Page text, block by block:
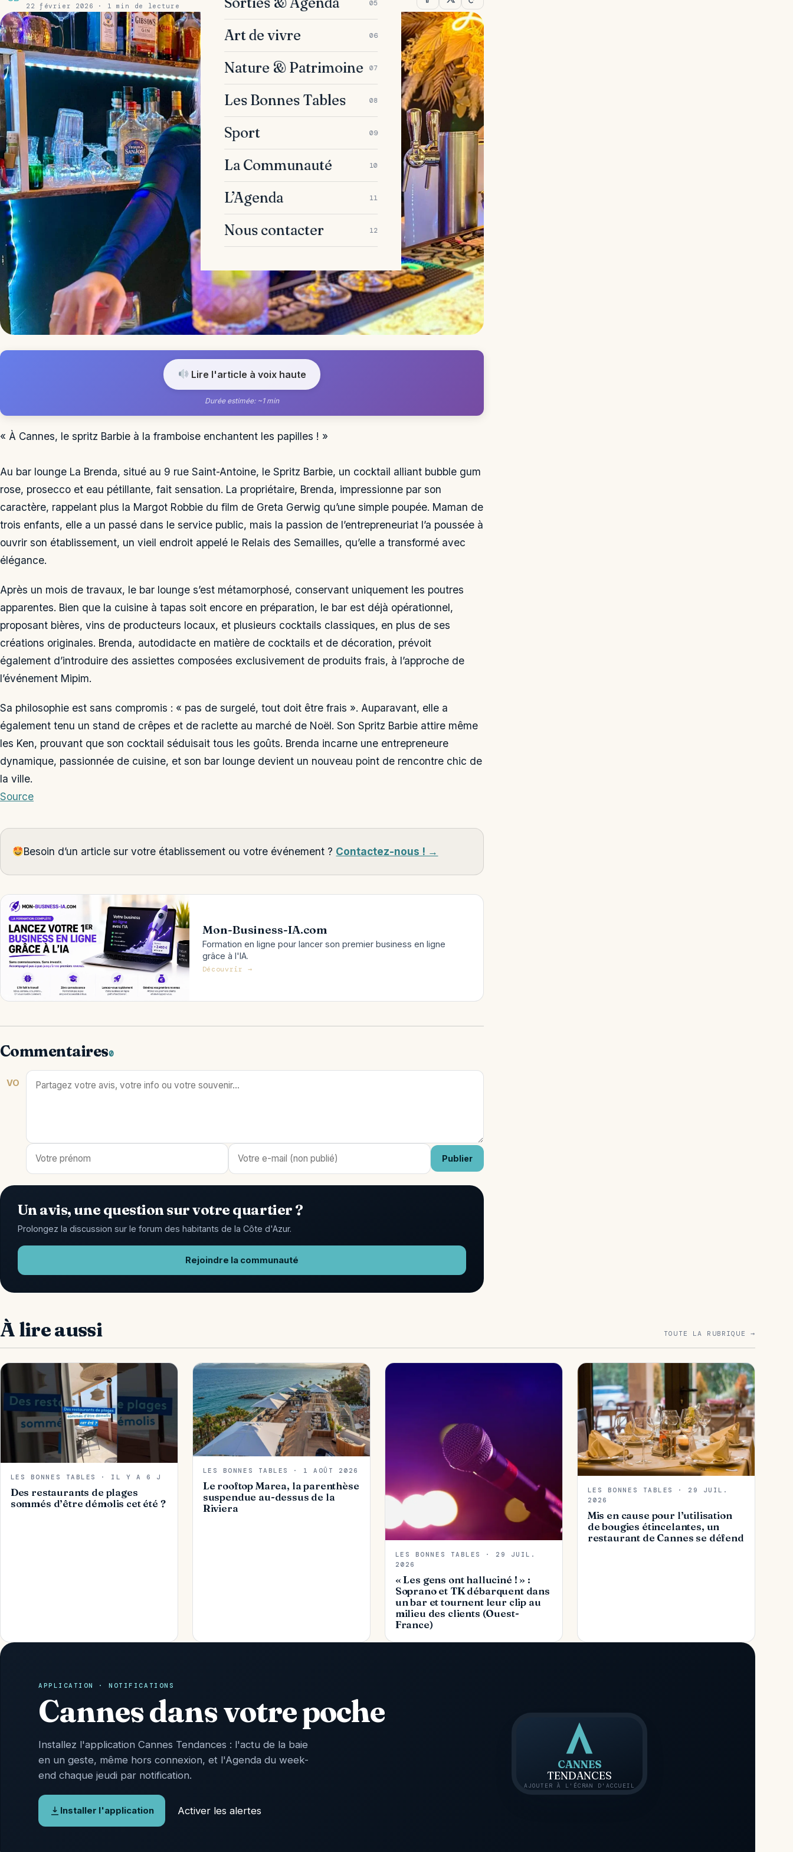
05
Art de vivre 06
Nature & Patrimoine 07
Les Bonnes Tables 08
Sport 09
La Communauté 10
L’Agenda 11
Nous contacter 12
22 février 2026 · 1 min de lecture
Lire l'article à voix haute
Durée estimée: ~1 min
« À Cannes, le spritz Barbie à la framboise enchantent les papilles ! »
Au bar lounge La Brenda, situé au 9 rue Saint-Antoine, le Spritz Barbie, un cocktail alliant bubble gum
rose, prosecco et eau pétillante, fait sensation. La propriétaire, Brenda, impressionne par son
caractère, rappelant plus la Margot Robbie du film de Greta Gerwig qu’une simple poupée. Maman de
trois enfants, elle a un passé dans le service public, mais la passion de l’entrepreneuriat l’a poussée à
ouvrir son établissement, un vieil endroit appelé le Relais des Semailles, qu’elle a transformé avec
élégance.
Après un mois de travaux, le bar lounge s’est métamorphosé, conservant uniquement les poutres
apparentes. Bien que la cuisine à tapas soit encore en préparation, le bar est déjà opérationnel,
proposant bières, vins de producteurs locaux, et plusieurs cocktails classiques, en plus de ses
créations originales. Brenda, autodidacte en matière de cocktails et de décoration, prévoit
également d’introduire des assiettes composées exclusivement de produits frais, à l’approche de
l’événement Mipim.
Sa philosophie est sans compromis : « pas de surgelé, tout doit être frais ». Auparavant, elle a
également tenu un stand de crêpes et de raclette au marché de Noël. Son Spritz Barbie attire même
les Ken, prouvant que son cocktail séduisait tous les goûts. Brenda incarne une entrepreneure
dynamique, passionnée de cuisine, et son bar lounge devient un nouveau point de rencontre chic de
la ville.
Source
Besoin d’un article sur votre établissement ou votre événement ? Contactez-nous ! →
Mon-Business-IA.com
Formation en ligne pour lancer son premier business en ligne
grâce à l'IA.
Découvrir →
Commentaires0
VO
Publier
Un avis, une question sur votre quartier ?
Prolongez la discussion sur le forum des habitants de la Côte d'Azur.
Rejoindre la communauté
À lire aussi TOUTE LA RUBRIQUE →
LES BONNES TABLES · IL Y A 6 J
Des restaurants de plages
sommés d’être démolis cet été ?
LES BONNES TABLES · 1 AOÛT 2026
Le rooftop Marea, la parenthèse
suspendue au-dessus de la
Riviera
LES BONNES TABLES · 29 JUIL.
2026
« Les gens ont halluciné ! » :
Soprano et TK débarquent dans
un bar et tournent leur clip au
milieu des clients (Ouest-
France)
LES BONNES TABLES · 29 JUIL.
2026
Mis en cause pour l’utilisation
de bougies étincelantes, un
restaurant de Cannes se défend
APPLICATION · NOTIFICATIONS
Cannes dans votre poche
Installez l'application Cannes Tendances : l'actu de la baie
en un geste, même hors connexion, et l'Agenda du week-
end chaque jeudi par notification.
Installer l'application Activer les alertes
CANNES
TENDANCES
AJOUTER À L'ÉCRAN D'ACCUEIL